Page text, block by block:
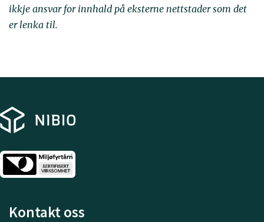
ikkje ansvar for innhald på eksterne nettstader som det
er lenka til.
Kontakt oss